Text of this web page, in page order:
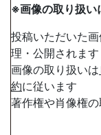
※画像の取り扱い
投稿いただいた画
理・公開されます
画像の取り扱いは
約に従います
著作権や肖像権